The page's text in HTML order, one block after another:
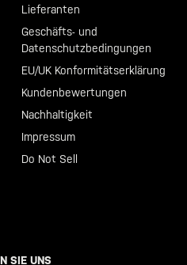
Lieferanten
Geschäfts- und
Datenschutzbedingungen
EU/UK Konformitätserklärung
Kundenbewertungen
Nachhaltigkeit
Impressum
Do Not Sell
SIE UNS